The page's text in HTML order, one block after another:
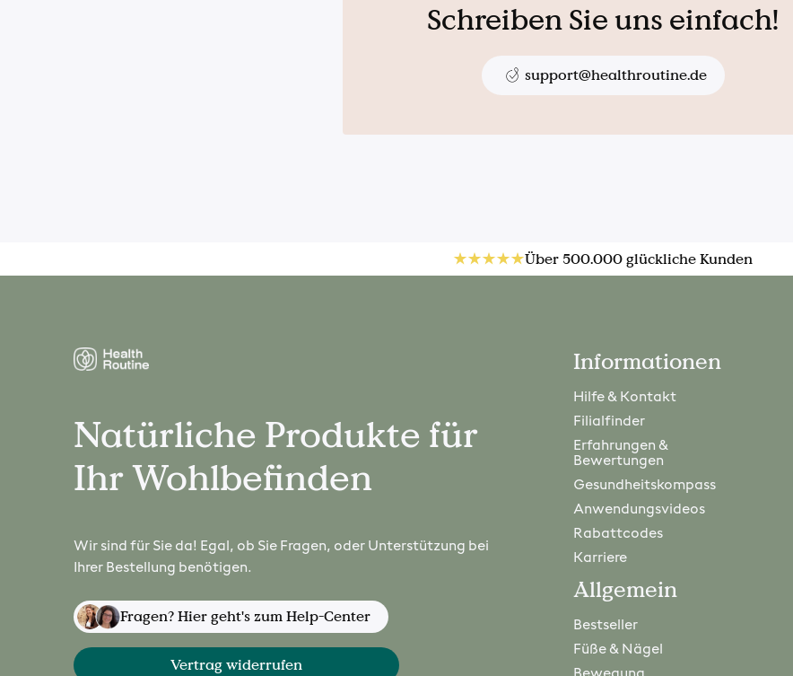
Schreiben Sie uns einfach!
support@healthroutine.de
Über 500.000 glückliche Kunden
Natürliche Produkte für
Ihr Wohlbefinden
Wir sind für Sie da! Egal, ob Sie Fragen, oder Unterstützung bei
Ihrer Bestellung benötigen.
Fragen? Hier geht's zum Help-Center
Vertrag widerrufen
Informationen
Hilfe & Kontakt
Filialfinder
Erfahrungen &
Bewertungen
Gesundheitskompass
Anwendungsvideos
Rabattcodes
Karriere
Allgemein
Bestseller
Füße & Nägel